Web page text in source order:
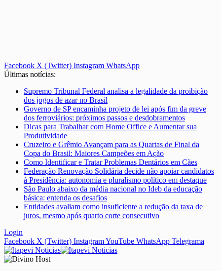
Facebook X (Twitter) Instagram WhatsApp
Últimas notícias:
Supremo Tribunal Federal analisa a legalidade da proibição
dos jogos de azar no Brasil
Governo de SP encaminha projeto de lei após fim da greve
dos ferroviários: próximos passos e desdobramentos
Dicas para Trabalhar com Home Office e Aumentar sua
Produtividade
Cruzeiro e Grêmio Avançam para as Quartas de Final da
Copa do Brasil: Maiores Campeões em Ação
Como Identificar e Tratar Problemas Dentários em Cães
Federação Renovação Solidária decide não apoiar candidatos
à Presidência: autonomia e pluralismo político em destaque
São Paulo abaixo da média nacional no Ideb da educação
básica: entenda os desafios
Entidades avaliam como insuficiente a redução da taxa de
juros, mesmo após quarto corte consecutivo
Login
Facebook X (Twitter) InstagramYouTube WhatsApp Telegrama